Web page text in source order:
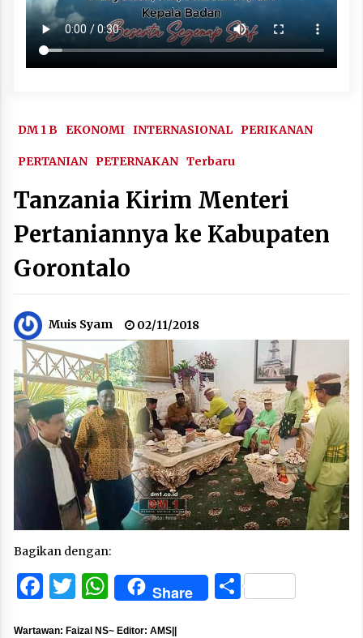
DM 1 B EKONOMI INTERNASIONAL PERIKANAN
PERTANIAN PETERNAKAN Terbaru
Tanzania Kirim Menteri
Pertaniannya ke Kabupaten
Gorontalo
Muis Syam 02/11/2018
Bagikan dengan:
Facebook
Twitter
WhatsApp
Share Share
Wartawan: Faizal NS~ Editor: AMS||